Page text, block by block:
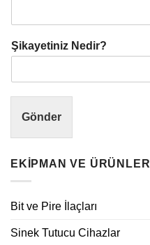
Şikayetiniz Nedir?
Gönder
EKIPMAN VE ÜRÜNLER
Bit ve Pire İlaçları
Sinek Tutucu Cihazlar